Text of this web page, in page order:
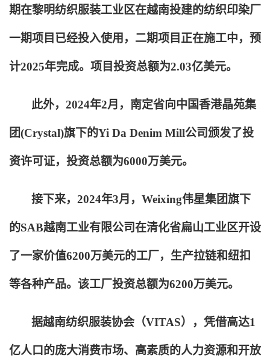
期在黎明纺织服装工业区在越南投建的纺织印染厂
一期项目已经投入使用，二期项目正在施工中，预
计2025年完成。项目投资总额为2.03亿美元。
此外，2024年2月，南定省向中国香港晶苑集
团(Crystal)旗下的Yi Da Denim Mill公司颁发了投
资许可证，投资总额为6000万美元。
接下来，2024年3月，Weixing伟星集团旗下
的SAB越南工业有限公司在清化省扁山工业区开设
了一家价值6200万美元的工厂，生产拉链和纽扣
等各种产品。该工厂投资总额为6200万美元。
据越南纺织服装协会（VITAS），凭借高达1
亿人口的庞大消费市场、高素质的人力资源和开放